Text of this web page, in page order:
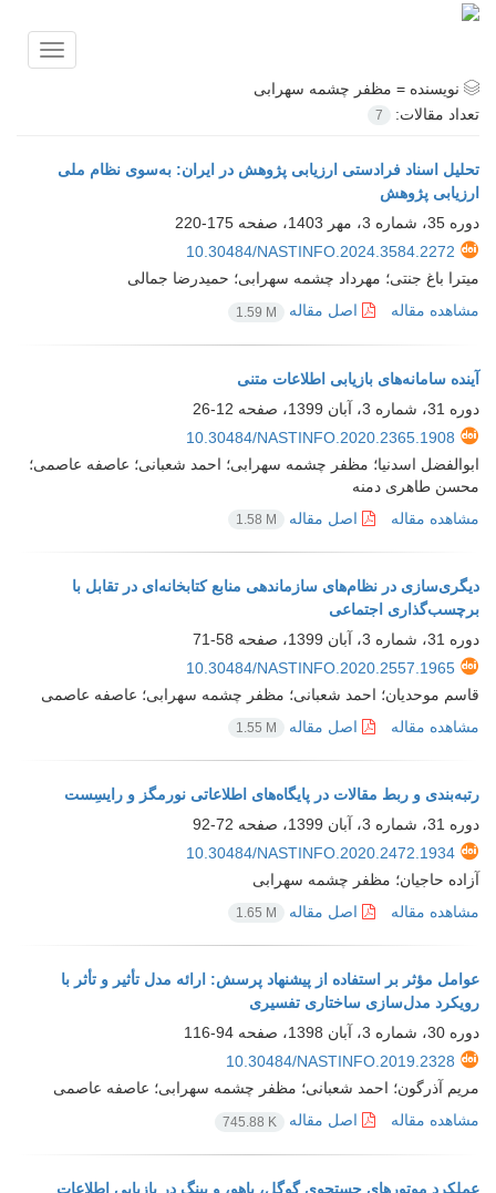
Toggle
نویسنده = مظفر چشمه سهرابی
تعداد مقالات:
7
تحلیل اسناد فرادستی ارزیابی پژوهش در ایران: به‌سوی نظام ملی
ارزیابی پژوهش
دوره 35، شماره 3، مهر 1403، صفحه
175-220
10.30484/NASTINFO.2024.3584.2272
میترا باغ جنتی؛ مهرداد چشمه سهرابی؛ حمیدرضا جمالی
مشاهده مقاله
اصل مقاله 1.59 M
آینده سامانه‌های بازیابی اطلاعات متنی
دوره 31، شماره 3، آبان 1399، صفحه
12-26
10.30484/NASTINFO.2020.2365.1908
ابوالفضل اسدنیا؛ مظفر چشمه سهرابی؛ احمد شعبانی؛ عاصفه عاصمی؛
محسن طاهری دمنه
مشاهده مقاله
اصل مقاله 1.58 M
دیگری‌سازی در نظام‌های سازماندهی منابع کتابخانه‌ای در تقابل با
برچسب‌گذاری اجتماعی
دوره 31، شماره 3، آبان 1399، صفحه
58-71
10.30484/NASTINFO.2020.2557.1965
قاسم موحدیان؛ احمد شعبانی؛ مظفر چشمه سهرابی؛ عاصفه عاصمی
مشاهده مقاله
اصل مقاله 1.55 M
رتبه‌بندی و ربط مقالات در پایگاه‌های اطلاعاتی نورمگز و رایسِست
دوره 31، شماره 3، آبان 1399، صفحه
72-92
10.30484/NASTINFO.2020.2472.1934
آزاده حاجیان؛ مظفر چشمه سهرابی
مشاهده مقاله
اصل مقاله 1.65 M
عوامل مؤثر بر استفاده از پیشنهاد پرسش: ارائه مدل تأثیر و تأثر با
رویکرد مدل‌سازی ساختاری تفسیری
دوره 30، شماره 3، آبان 1398، صفحه
94-116
10.30484/NASTINFO.2019.2328
مریم آذرگون؛ احمد شعبانی؛ مظفر چشمه سهرابی؛ عاصفه عاصمی
مشاهده مقاله
اصل مقاله 745.88 K
عملکرد موتورهای جستجوی گوگل، یاهو، و بینگ در بازیابی اطلاعات